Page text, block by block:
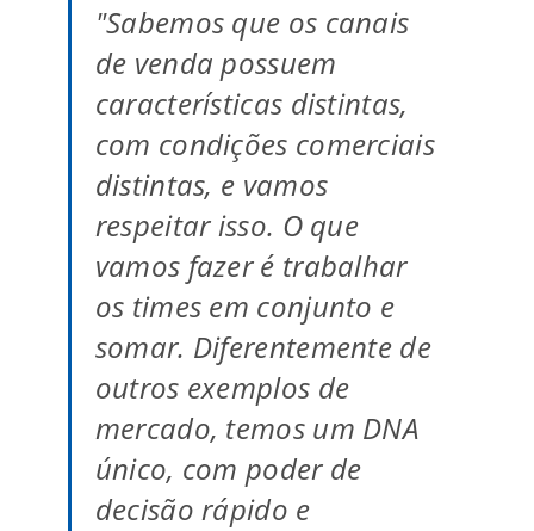
"Sabemos que os canais
de venda possuem
características distintas,
com condições comerciais
distintas, e vamos
respeitar isso. O que
vamos fazer é trabalhar
os times em conjunto e
somar. Diferentemente de
outros exemplos de
mercado, temos um DNA
único, com poder de
decisão rápido e